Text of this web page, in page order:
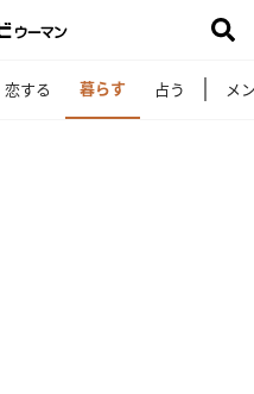
恋する 暮らす 占う メ